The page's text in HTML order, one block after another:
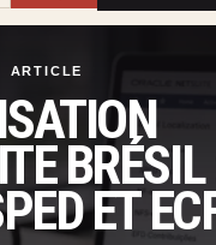
ARTICLE
BRÉSIL
ET